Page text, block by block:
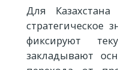
Для
стратегическое
фиксируют
закладывают